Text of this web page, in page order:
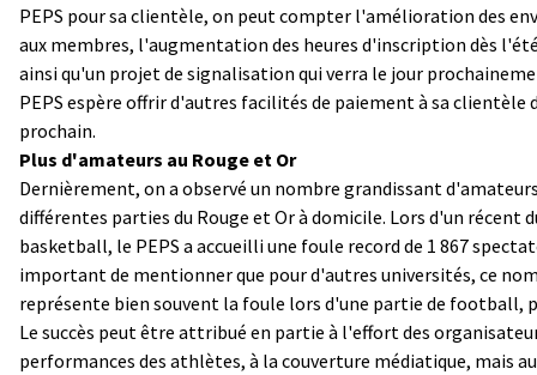
PEPS pour sa clientèle, on peut compter l'amélioration des
aux membres, l'augmentation des heures d'inscription dès
ainsi qu'un projet de signalisation qui verra le jour
PEPS espère offrir d'autres facilités de paiement à sa clientèle
prochain.
Plus d'amateurs au Rouge et Or
Dernièrement, on a observé un nombre grandissant
différentes parties du Rouge et Or à domicile. Lors d'un récent
basketball, le PEPS a accueilli une foule record de 1 867
important de mentionner que pour d'autres universités, ce
représente bien souvent la foule lors d'une partie de football,
Le succès peut être attribué en partie à l'effort des
performances des athlètes, à la couverture médiatique, mais